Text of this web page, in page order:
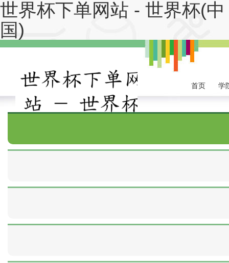
世界杯下单网站 - 世界杯(中
国)
首页 学